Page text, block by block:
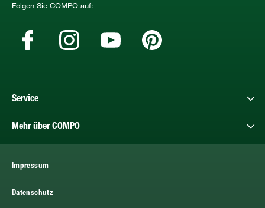
Folgen Sie COMPO auf:
Service
Mehr über COMPO
Impressum
Datenschutz